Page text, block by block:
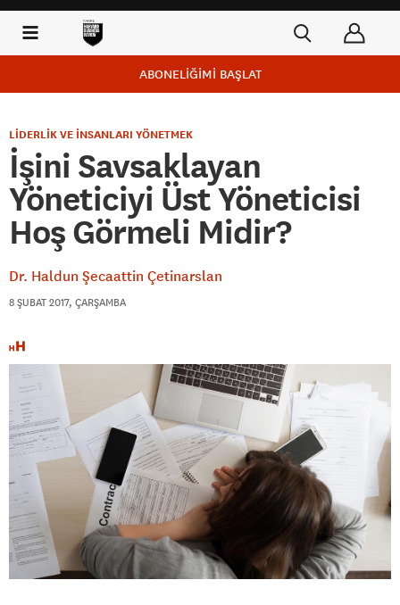
ABONELİĞİMİ BAŞLAT
LİDERLİK VE İNSANLARI YÖNETMEK
İşini Savsaklayan
Yöneticiyi Üst Yöneticisi
Hoş Görmeli Midir?
Dr. Haldun Şecaattin Çetinarslan
8 ŞUBAT 2017, ÇARŞAMBA